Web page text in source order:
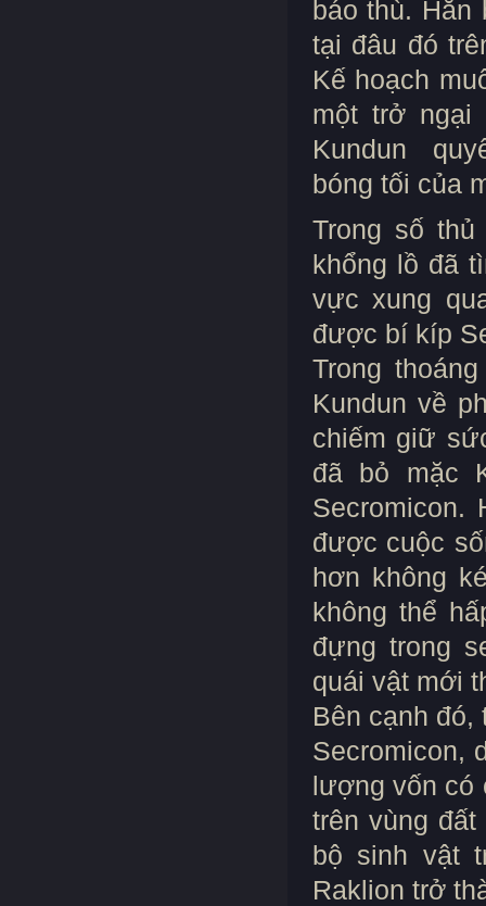
báo thù.
tại đâu đó
Kế hoạch
một trở ngại
Kundun
bóng tối của
Trong số
khổng lồ đã
vực xung
được bí kíp
Trong
Kundun về
chiếm giữ
đã bỏ mặc
Secromicon.
được cuộc
hơn không
không thể
đựng trong
quái vật mới
Bên cạnh đó,
Secromicon,
lượng vốn có
trên vùng
bộ sinh vật
Raklion trở